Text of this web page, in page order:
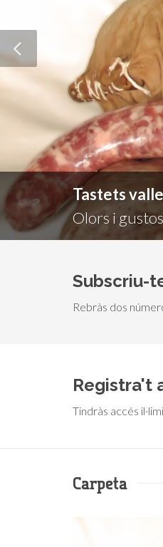
Tastets
Olors i
Subscriu-
Rebràs dos
Registra't
Tindràs accés
Carpeta